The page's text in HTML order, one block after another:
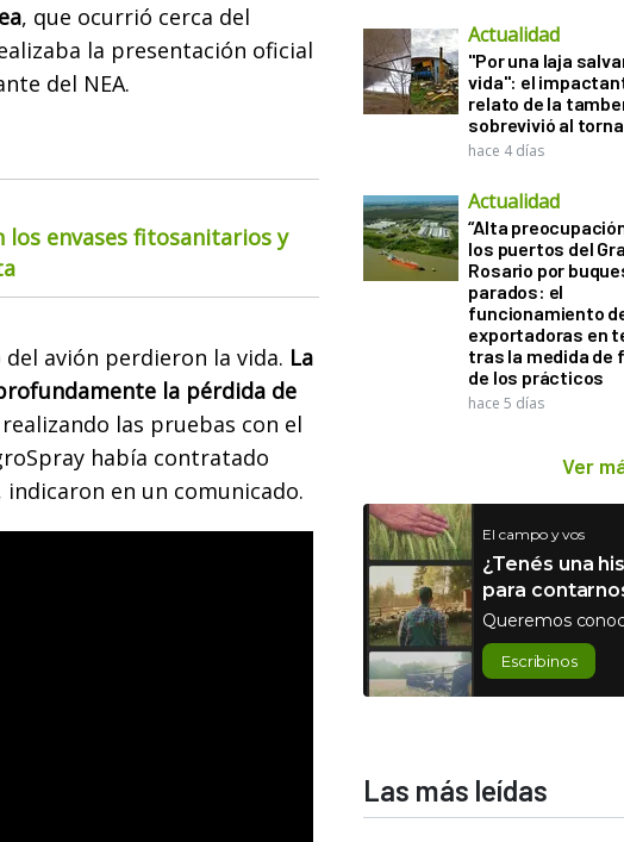
, que ocurrió cerca del
la presentación oficial
del NEA.
los envases fitosanitarios y
avión perdieron la vida. La
la pérdida de
las pruebas con el
había contratado
en un comunicado.
Actualidad
"Por una laja
vida": el
relato de la
sobrevivió al
hace 4 días
Actualidad
“Alta
los puertos del
Rosario por
parados: el
funcionamiento
exportadoras en
tras la medida de
de los prácticos
hace 5 días
Ver
El campo y vos
¿Tenés una
para
Queremos
Escribinos
Las más leídas